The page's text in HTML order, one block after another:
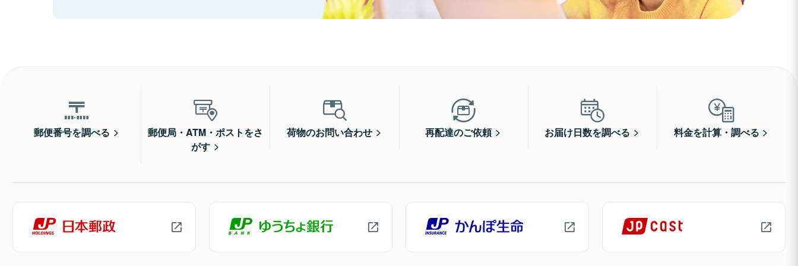
郵便番号を調べる
郵便局・ATM・ポストをさ
がす
荷物のお問い合わせ 再配達のご依頼 お届け日数を調べる 料金を計算・調べる